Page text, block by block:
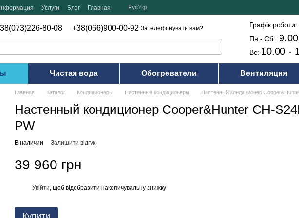
Услуги Блог Главная РусУкр
80-08 +38(066)900-00-92 Зателефонувати вам?
Графік роботи:
Пн - Сб:
Вс: 10.00 -
Чистая вода Обогреватели Вентиляция
Главная Каталог Кондиционеры Настенные кондиционеры Настенный кондиционер
Настенный кондиционер Cooper&Hunter CH-
PW
В наличии Залишити відгук
39 960 грн
Увійти , щоб відобразити накопичувальну знижку
Купити